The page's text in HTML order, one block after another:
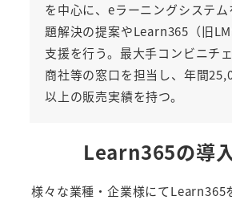
を中心に、eラーニングシステ
題解決の提案やLearn365（旧
支援を行う。最大手コンビニチ
商社等の窓口を担当し、年間
以上の販売実績を持つ。
Learn365の導
様々な業種・企業様にてLearn365